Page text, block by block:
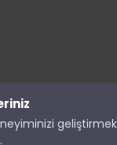
OptisyeninSesi